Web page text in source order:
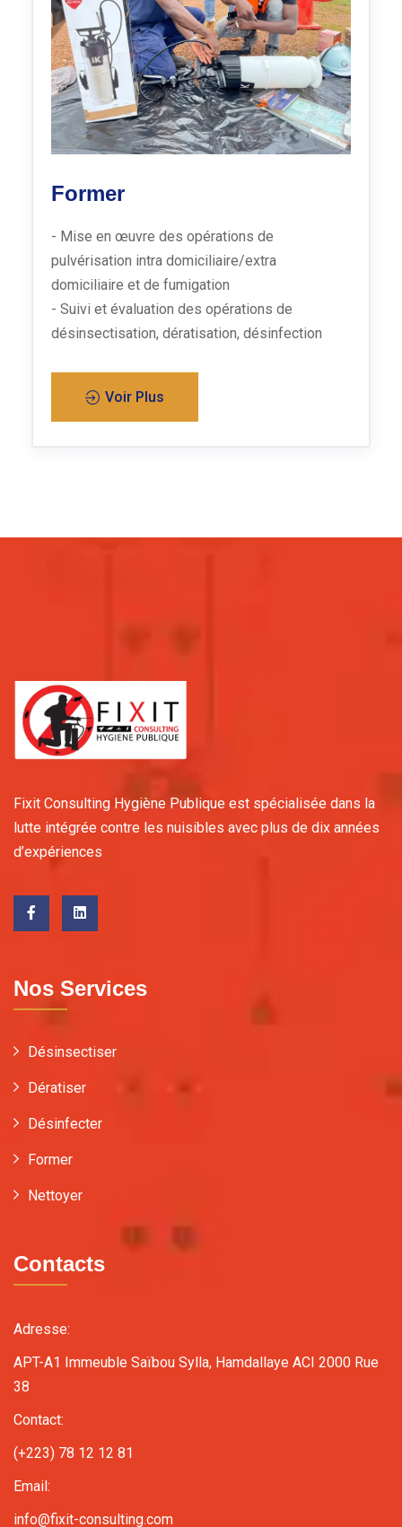
Former
- Mise en œuvre des opérations de
pulvérisation intra domiciliaire/extra
domiciliaire et de fumigation
- Suivi et évaluation des opérations de
désinsectisation, dératisation, désinfection
Voir Plus
Fixit Consulting Hygiène Publique est spécialisée dans la
lutte intégrée contre les nuisibles avec plus de dix années
d’expériences
Nos Services
Désinsectiser
Dératiser
Désinfecter
Former
Nettoyer
Contacts
Adresse:
APT-A1 Immeuble Saïbou Sylla, Hamdallaye ACI 2000 Rue
38
Contact:
(+223) 78 12 12 81
Email:
info@fixit-consulting.com